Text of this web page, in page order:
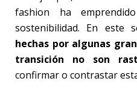
fashion ha
sostenibilidad. En este
hechas por algunas
transición no son
confirmar o contrastar